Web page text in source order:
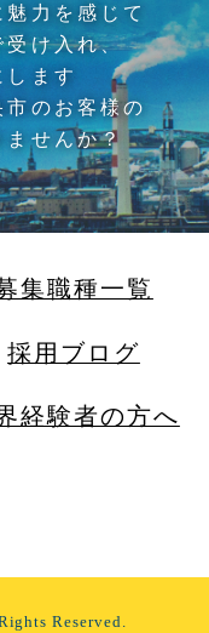
力を感じて
受け入れ、
ます
のお客様の
せんか？
集職種一覧
採用ブログ
経験者の方へ
Reserved.